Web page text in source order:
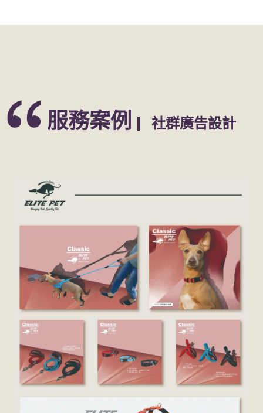
服務案例 社群廣告設計